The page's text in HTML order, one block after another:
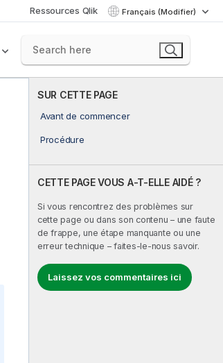
Ressources Qlik Français (Modifier)
SUR CETTE PAGE
Avant de commencer
Procédure
CETTE PAGE VOUS A-T-ELLE AIDÉ ?
Si vous rencontrez des problèmes sur
cette page ou dans son contenu – une faute
de frappe, une étape manquante ou une
erreur technique – faites-le-nous savoir.
Laissez vos commentaires ici